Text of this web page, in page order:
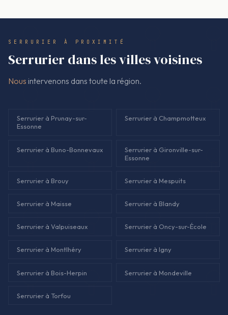
correspond au devis signé. Si une option technique doit être
SERRURIER À PROXIMITÉ
Serrurier dans les villes voisines
Nous intervenons dans toute la région.
Serrurier à Prunay-sur-
Essonne
Serrurier à Champmotteux
Serrurier à Buno-Bonnevaux
Serrurier à Gironville-sur-
Essonne
Serrurier à Brouy Serrurier à Mespuits
Serrurier à Maisse Serrurier à Blandy
Serrurier à Valpuiseaux Serrurier à Oncy-sur-École
Serrurier à Montlhéry Serrurier à Igny
Serrurier à Bois-Herpin Serrurier à Mondeville
Serrurier à Torfou